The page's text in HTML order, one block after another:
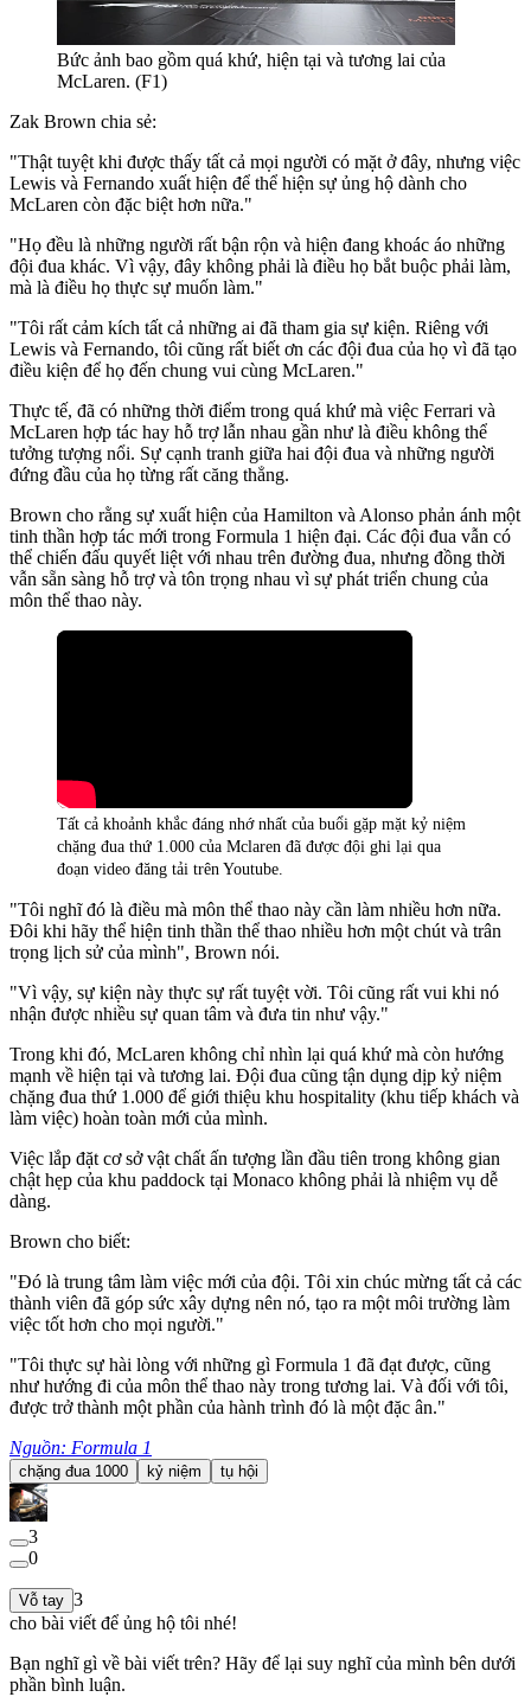
Bức ảnh bao gồm quá khứ, hiện tại và tương lai của
McLaren. (F1)
Zak Brown chia sẻ:
"Thật tuyệt khi được thấy tất cả mọi người có mặt ở đây, nhưng việc
Lewis và Fernando xuất hiện để thể hiện sự ủng hộ dành cho
McLaren còn đặc biệt hơn nữa."
"Họ đều là những người rất bận rộn và hiện đang khoác áo những
đội đua khác. Vì vậy, đây không phải là điều họ bắt buộc phải làm,
mà là điều họ thực sự muốn làm."
"Tôi rất cảm kích tất cả những ai đã tham gia sự kiện. Riêng với
Lewis và Fernando, tôi cũng rất biết ơn các đội đua của họ vì đã tạo
điều kiện để họ đến chung vui cùng McLaren."
Thực tế, đã có những thời điểm trong quá khứ mà việc Ferrari và
McLaren hợp tác hay hỗ trợ lẫn nhau gần như là điều không thể
tưởng tượng nổi. Sự cạnh tranh giữa hai đội đua và những người
đứng đầu của họ từng rất căng thẳng.
Brown cho rằng sự xuất hiện của Hamilton và Alonso phản ánh một
tinh thần hợp tác mới trong Formula 1 hiện đại. Các đội đua vẫn có
thể chiến đấu quyết liệt với nhau trên đường đua, nhưng đồng thời
vẫn sẵn sàng hỗ trợ và tôn trọng nhau vì sự phát triển chung của
môn thể thao này.
Tất cả khoảnh khắc đáng nhớ nhất của buổi gặp mặt kỷ niệm
chặng đua thứ 1.000 của Mclaren đã được đội ghi lại qua
đoạn video đăng tải trên Youtube.
"Tôi nghĩ đó là điều mà môn thể thao này cần làm nhiều hơn nữa.
Đôi khi hãy thể hiện tinh thần thể thao nhiều hơn một chút và trân
trọng lịch sử của mình", Brown nói.
"Vì vậy, sự kiện này thực sự rất tuyệt vời. Tôi cũng rất vui khi nó
nhận được nhiều sự quan tâm và đưa tin như vậy."
Trong khi đó, McLaren không chỉ nhìn lại quá khứ mà còn hướng
mạnh về hiện tại và tương lai. Đội đua cũng tận dụng dịp kỷ niệm
chặng đua thứ 1.000 để giới thiệu khu hospitality (khu tiếp khách và
làm việc) hoàn toàn mới của mình.
Việc lắp đặt cơ sở vật chất ấn tượng lần đầu tiên trong không gian
chật hẹp của khu paddock tại Monaco không phải là nhiệm vụ dễ
dàng.
Brown cho biết:
"Đó là trung tâm làm việc mới của đội. Tôi xin chúc mừng tất cả các
thành viên đã góp sức xây dựng nên nó, tạo ra một môi trường làm
việc tốt hơn cho mọi người."
"Tôi thực sự hài lòng với những gì Formula 1 đã đạt được, cũng
như hướng đi của môn thể thao này trong tương lai. Và đối với tôi,
được trở thành một phần của hành trình đó là một đặc ân."
Nguồn: Formula 1
chặng đua 1000 kỷ niệm tụ hội
3
0
Vỗ tay 3
cho bài viết để ủng hộ tôi nhé!
Bạn nghĩ gì về bài viết trên? Hãy để lại suy nghĩ của mình bên dưới
phần bình luận.